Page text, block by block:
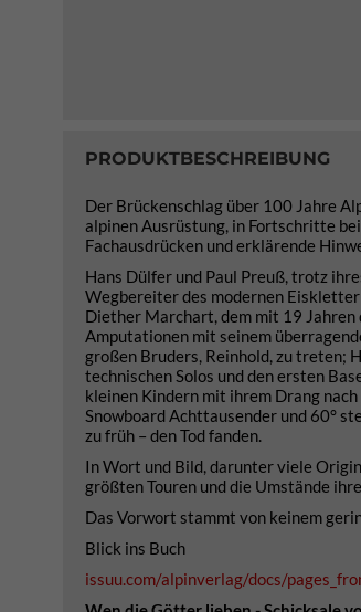
PRODUKTBESCHREIBUNG
Der Brückenschlag über 100 Jahre
alpinen Ausrüstung, in Fortschritte
Fachausdrücken und erklärende
Hans Dülfer und Paul Preuß, trotz
Wegbereiter des modernen
Diether Marchart, dem mit 19
Amputationen mit seinem
großen Bruders, Reinhold, zu treten;
technischen Solos und den ersten
kleinen Kindern mit ihrem Drang
Snowboard Achttausender und 60°
zu früh – den Tod fanden.
In Wort und Bild, darunter viele
größten Touren und die Umstände
Das Vorwort stammt von keinem
Blick ins Buch
issuu.com/alpinverlag/docs/